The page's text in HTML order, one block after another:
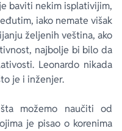
baviti nekim isplativijim,
iako nemate višak
željenih veština, ako
najbolje bi bilo da
Leonardo nikada
je i inženjer.
možemo naučiti od
je pisao o korenima